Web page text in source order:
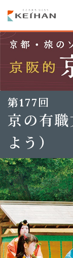
第177回
京の有職
よう）